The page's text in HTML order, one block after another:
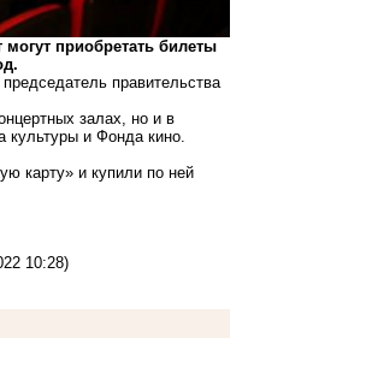
приобретать билеты
правительства
залах, но и в
культуры и Фонда кино.
карту» и купили по ней
10:28)